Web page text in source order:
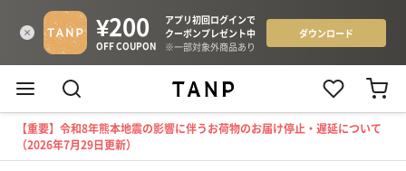
【重要】令和8年熊本地震の影響に伴うお荷物のお届け停止・遅延について
（2026年7月29日更新）